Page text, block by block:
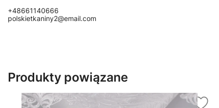
+48661140666
polskietkaniny2@email.com
Produkty powiązane